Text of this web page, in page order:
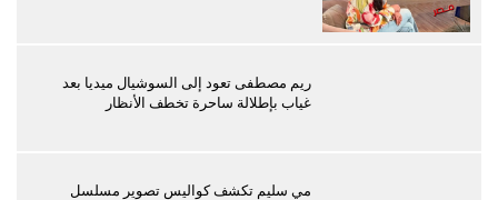
ريم مصطفى تعود إلى السوشيال ميديا بعد
غياب بإطلالة ساحرة تخطف الأنظار
مي سليم تكشف كواليس تصوير مسلسل